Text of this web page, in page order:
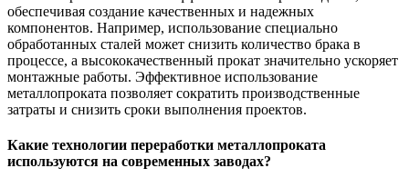
обеспечивая создание качественных и надежных
компонентов. Например, использование специально
обработанных сталей может снизить количество брака в
процессе, а высококачественный прокат значительно ускоряет
монтажные работы. Эффективное использование
металлопроката позволяет сократить производственные
затраты и снизить сроки выполнения проектов.
Какие технологии переработки металлопроката
используются на современных заводах?